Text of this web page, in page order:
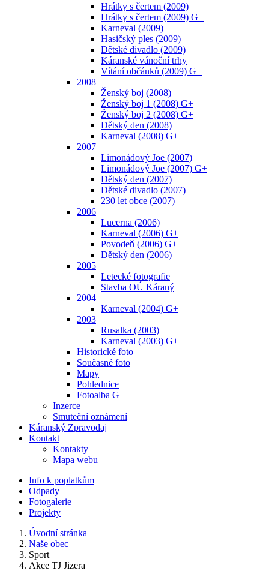
Hrátky s čertem (2009)
Hrátky s čertem (2009) G+
Karneval (2009)
Hasičský ples (2009)
Dětské divadlo (2009)
Káranské vánoční trhy
Vítání občánků (2009) G+
2008
Ženský boj (2008)
Ženský boj 1 (2008) G+
Ženský boj 2 (2008) G+
Dětský den (2008)
Karneval (2008) G+
2007
Limonádový Joe (2007)
Limonádový Joe (2007) G+
Dětský den (2007)
Dětské divadlo (2007)
230 let obce (2007)
2006
Lucerna (2006)
Karneval (2006) G+
Povodeň (2006) G+
Dětský den (2006)
2005
Letecké fotografie
Stavba OÚ Káraný
2004
Karneval (2004) G+
2003
Rusalka (2003)
Karneval (2003) G+
Historické foto
Současné foto
Mapy
Pohlednice
Fotoalba G+
Inzerce
Smuteční oznámení
Káranský Zpravodaj
Kontakt
Kontakty
Mapa webu
Info k poplatkům
Odpady
Fotogalerie
Projekty
Úvodní stránka
Naše obec
Sport
Akce TJ Jizera